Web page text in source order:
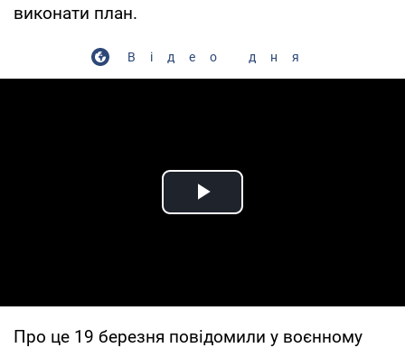
виконати план.
Відео дня
Play Video
Про це 19 березня повідомили у воєнному